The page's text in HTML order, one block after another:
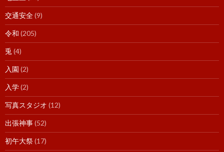
交通安全(9)
令和 (205)
兎 (4)
入園 (2)
入学(2)
写真スタジオ (12)
出張神事(52)
初午大祭(17)